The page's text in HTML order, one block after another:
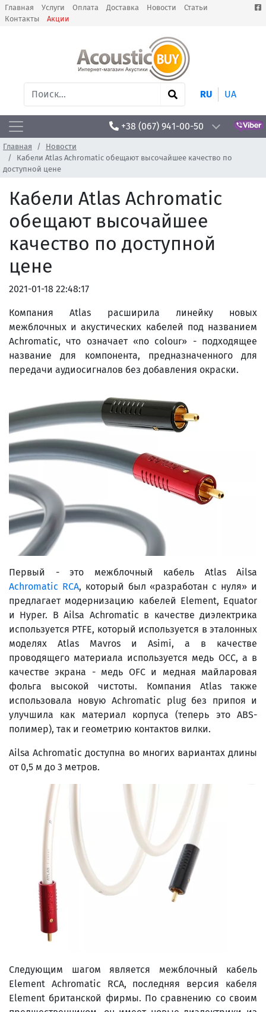
Главная Услуги Оплата Доставка Новости
Статьи
Контакты
Акции
RU UA
+38 (067) 941-00-50
Главная
Новости
Кабели Atlas Achromatic обещают высочайшее качество по
доступной цене
Кабели Atlas Achromatic
обещают высочайшее
качество по доступной
цене
2021-01-18 22:48:17
Компания Atlas расширила линейку новых
межблочных и акустических кабелей под названием
Achromatic, что означает «no colour» - подходящее
название для компонента, предназначенного для
передачи аудиосигналов без добавления окраски.
Первый - это межблочный кабель Atlas Ailsa
Achromatic RCA, который был «разработан с нуля» и
предлагает модернизацию кабелей Element, Equator
и Hyper. В Ailsa Achromatic в качестве диэлектрика
используется PTFE, который используется в эталонных
моделях Atlas Mavros и Asimi, а в качестве
проводящего материала используется медь OCC, а в
качестве экрана - медь OFC и медная майларовая
фольга высокой чистоты. Компания Atlas также
использовала новую Achromatic plug без припоя и
улучшила как материал корпуса (теперь это ABS-
полимер), так и геометрию контактов вилки.
Ailsa Achromatic доступна во многих вариантах длины
от 0,5 м до 3 метров.
Следующим шагом является межблочный кабель
Element Achromatic RCA, последняя версия кабеля
Element британской фирмы. По сравнению со своим